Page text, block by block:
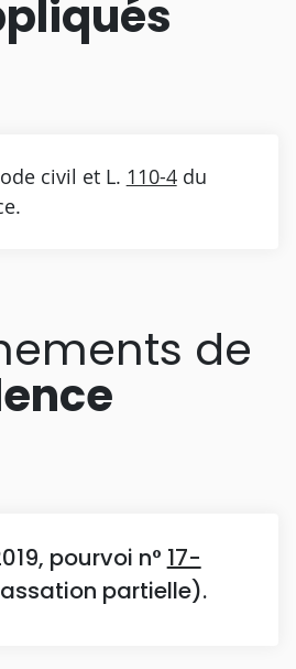
civil et L. 110-4du
de
pourvoi n° 17-
partielle).